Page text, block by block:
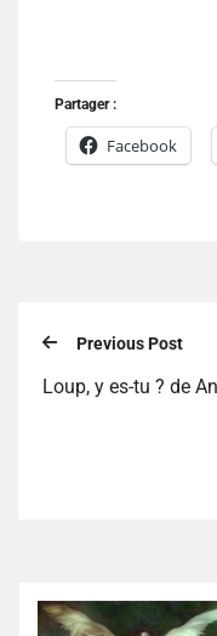
Partager :
Facebook
Previous Post
Loup, y es-tu ? de